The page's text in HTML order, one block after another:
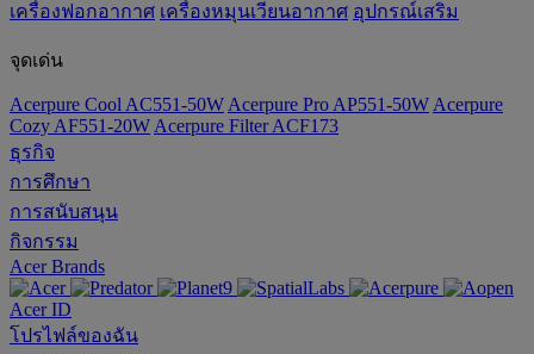
เครื่องฟอกอากาศ เครื่องหมุนเวียนอากาศ อุปกรณ์เสริม
จุดเด่น
Acerpure Cool AC551-50W Acerpure Pro AP551-50W Acerpure
Cozy AF551-20W Acerpure Filter ACF173
ธุรกิจ
การศึกษา
การสนับสนุน
กิจกรรม
Acer Brands
Acer ID
โปรไฟล์ของฉัน